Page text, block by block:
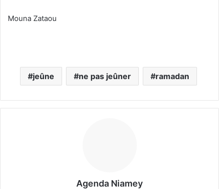
Mouna Zataou
jeûne ne pas jeûner ramadan
Agenda Niamey